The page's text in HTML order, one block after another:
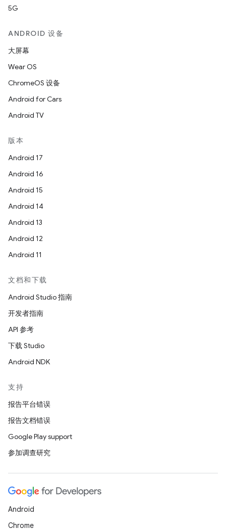
5G
ANDROID 设备
大屏幕
Wear OS
ChromeOS 设备
Android for Cars
Android TV
版本
Android 17
Android 16
Android 15
Android 14
Android 13
Android 12
Android 11
文档和下载
Android Studio 指南
开发者指南
API 参考
下载 Studio
Android NDK
支持
报告平台错误
报告文档错误
Google Play support
参加调查研究
Android
Chrome